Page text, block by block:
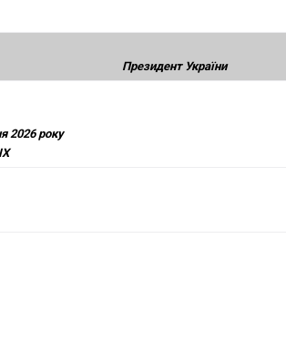
Президент України
2026 року